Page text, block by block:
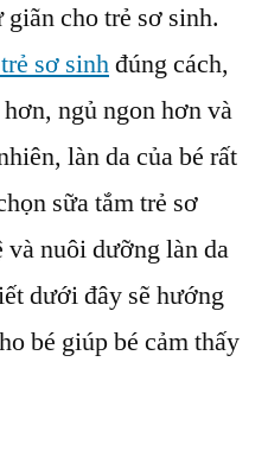
cho trẻ sơ sinh.
sơ sinhđúng cách,
ngủ ngon hơn và
làn da của bé rất
sữa tắm trẻ sơ
và nuôi dưỡng làn da
dưới đây sẽ hướng
bé giúp bé cảm thấy